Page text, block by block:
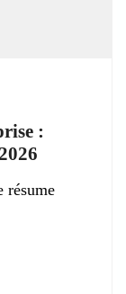
:
résume